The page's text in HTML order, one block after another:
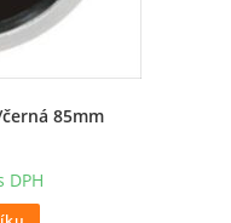
85mm
DPH